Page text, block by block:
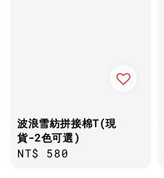
波浪雪紡拼接棉T(現
貨-2色可選)
Regular
NT$ 580